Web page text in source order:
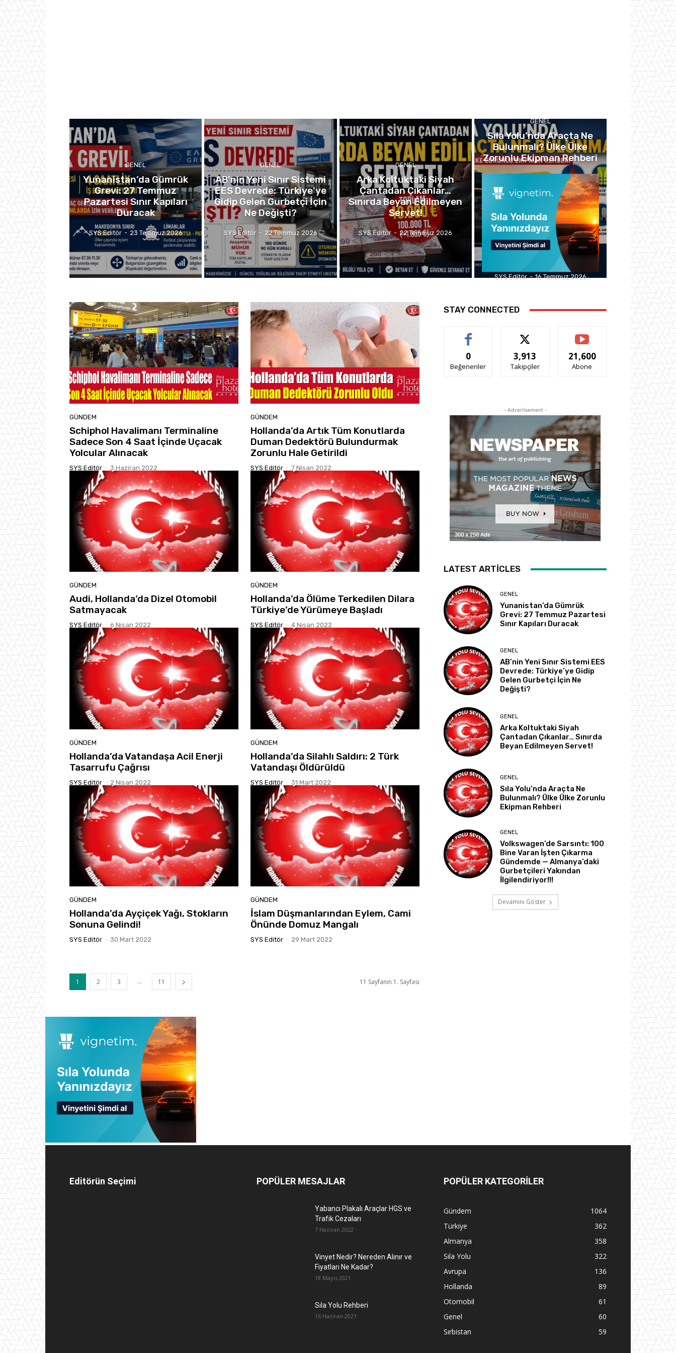
GENEL
Yunanistan’da Gümrük
Grevi: 27 Temmuz
Pazartesi Sınır Kapıları
Duracak
SYS Editör - 23 Temmuz 2026
GENEL
AB’nin Yeni Sınır Sistemi
EES Devrede: Türkiye’ye
Gidip Gelen Gurbetçi İçin
Ne Değişti?
SYS Editör - 22 Temmuz 2026
GENEL
Arka Koltuktaki Siyah
Çantadan Çıkanlar…
Sınırda Beyan Edilmeyen
Servet!
SYS Editör - 22 Temmuz 2026
GENEL
Sıla Yolu’nda Araçta Ne
Bulunmalı? Ülke Ülke
Zorunlu Ekipman Rehberi
SYS Editör - 16 Temmuz 2026
GÜNDEM
Schiphol Havalimanı Terminaline
Sadece Son 4 Saat İçinde Uçacak
Yolcular Alınacak
SYS Editör - 3 Haziran 2022
GÜNDEM
Hollanda’da Artık Tüm Konutlarda
Duman Dedektörü Bulundurmak
Zorunlu Hale Getirildi
SYS Editör - 7 Nisan 2022
GÜNDEM
Audi, Hollanda’da Dizel Otomobil
Satmayacak
SYS Editör - 6 Nisan 2022
GÜNDEM
Hollanda’da Ölüme Terkedilen Dilara
Türkiye’de Yürümeye Başladı
SYS Editör - 4 Nisan 2022
GÜNDEM
Hollanda’da Vatandaşa Acil Enerji
Tasarrufu Çağrısı
SYS Editör - 2 Nisan 2022
GÜNDEM
Hollanda’da Silahlı Saldırı: 2 Türk
Vatandaşı Öldürüldü
SYS Editör - 31 Mart 2022
GÜNDEM
Hollanda’da Ayçiçek Yağı, Stokların
Sonuna Gelindi!
SYS Editör - 30 Mart 2022
GÜNDEM
İslam Düşmanlarından Eylem, Cami
Önünde Domuz Mangalı
SYS Editör - 29 Mart 2022
1 2 3 ... 11 11 Sayfanın 1. Sayfası
STAY CONNECTED
0
Beğenenler
3,913
Takipçiler
21,600
Abone
- Advertisement -
LATEST ARTICLES
GENEL
Yunanistan’da Gümrük
Grevi: 27 Temmuz Pazartesi
Sınır Kapıları Duracak
GENEL
AB’nin Yeni Sınır Sistemi EES
Devrede: Türkiye’ye Gidip
Gelen Gurbetçi İçin Ne
Değişti?
GENEL
Arka Koltuktaki Siyah
Çantadan Çıkanlar… Sınırda
Beyan Edilmeyen Servet!
GENEL
Sıla Yolu’nda Araçta Ne
Bulunmalı? Ülke Ülke Zorunlu
Ekipman Rehberi
GENEL
Volkswagen’de Sarsıntı: 100
Bine Varan İşten Çıkarma
Gündemde — Almanya’daki
Gurbetçileri Yakından
İlgilendiriyor!!!
Devamını Göster
Editörün Seçimi POPÜLER MESAJLAR
Yabancı Plakalı Araçlar HGS ve
Trafik Cezaları
7 Haziran 2022
Vinyet Nedir? Nereden Alınır ve
Fiyatları Ne Kadar?
18 Mayıs 2021
Sıla Yolu Rehberi
16 Haziran 2021
POPÜLER KATEGORİLER
Gündem
1064
Türkiye
362
Almanya
358
Sıla Yolu
322
Avrupa
136
Hollanda
89
Otomobil
61
Genel
60
Sırbistan
59